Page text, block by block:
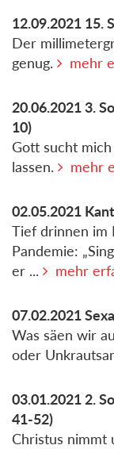
12.09.2021 15.
Der
genug.
mehr
20.06.20213.
10)
Gott sucht
lassen.
mehr
02.05.2021
Tief drinnen im
Pandemie:
er ...
mehr
07.02.2021
Was säen wir
oder
03.01.2021 2.
41-52)
Christus nimmt